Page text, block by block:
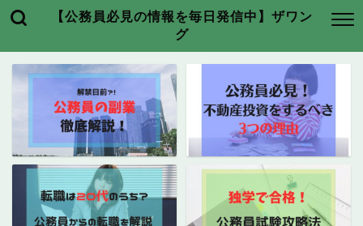
【公務員必見の情報を毎日発信中】ザワン
グ